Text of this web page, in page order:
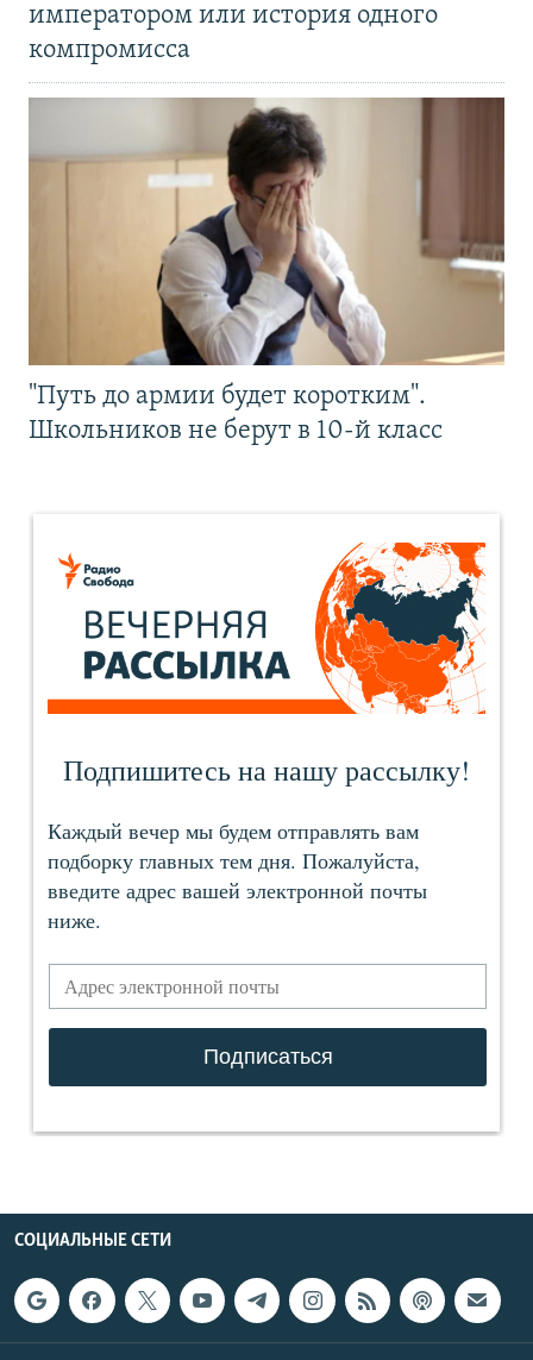
императором или история одного
компромисса
"Путь до армии будет коротким".
Школьников не берут в 10-й класс
СОЦИАЛЬНЫЕ СЕТИ